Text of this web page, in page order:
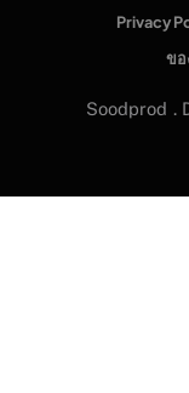
Privacy
ขอ
Soodprod .